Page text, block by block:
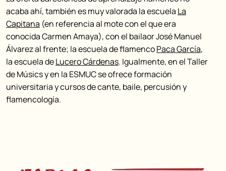
acaba ahí, también es muy valorada la escuela La
Capitana (en referencia al mote con el que era
conocida Carmen Amaya), con el bailaor José Manuel
Álvarez al frente; la escuela de flamencoPaca García,
la escuela deLucero Cárdenas. Igualmente, en el Taller
de Músics y en la ESMUC se ofrece formación
universitaria y cursos de cante, baile, percusión y
flamencología.